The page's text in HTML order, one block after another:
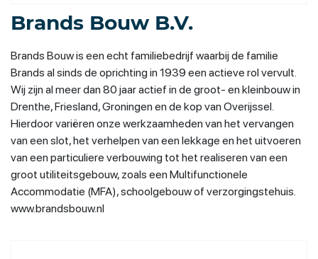
Brands Bouw B.V.
Brands Bouw is een echt familiebedrijf waarbij de familie
Brands al sinds de oprichting in 1939 een actieve rol vervult.
Wij zijn al meer dan 80 jaar actief in de groot- en kleinbouw in
Drenthe, Friesland, Groningen en de kop van Overijssel.
Hierdoor variëren onze werkzaamheden van het vervangen
van een slot, het verhelpen van een lekkage en het uitvoeren
van een particuliere verbouwing tot het realiseren van een
groot utiliteitsgebouw, zoals een Multifunctionele
Accommodatie (MFA), schoolgebouw of verzorgingstehuis.
www.brandsbouw.nl